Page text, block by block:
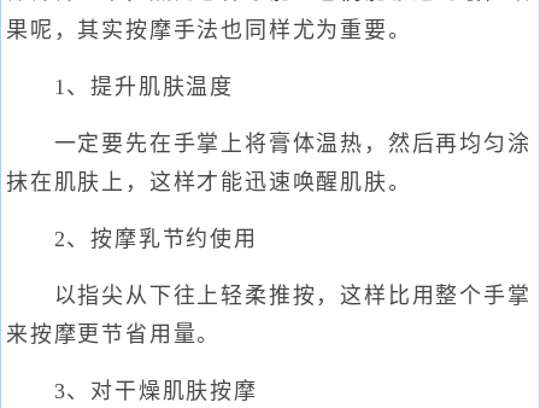
果呢，其实按摩手法也同样尤为重要。
1、提升肌肤温度
一定要先在手掌上将膏体温热，然后再均匀涂
抹在肌肤上，这样才能迅速唤醒肌肤。
2、按摩乳节约使用
以指尖从下往上轻柔推按，这样比用整个手掌
来按摩更节省用量。
3、对干燥肌肤按摩